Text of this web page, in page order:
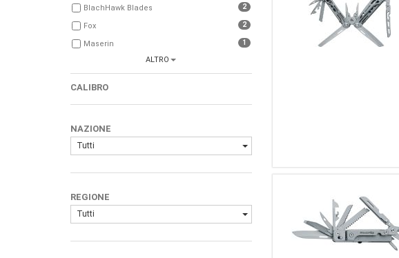
BlachHawk Blades 2
Fox 2
Maserin 1
ALTRO
CALIBRO
NAZIONE
Tutti
REGIONE
Tutti